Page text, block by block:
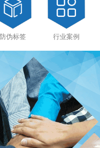
防伪标签 行业案例